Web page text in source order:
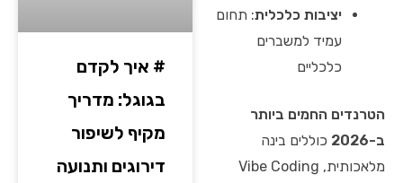
יציבות כלכלית: תחום
עמיד למשברים
כלכליים
הטרנדים החמים ביותר
ב-2026
כוללים בינה
מלאכותית, Vibe Coding
# איך לקדם
בגוגל: מדריך
מקיף לשיפור
דירוגים ותנועה